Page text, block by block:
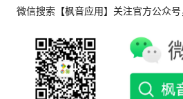
工具_v1.4
2024年8月19日
微信搜索【枫音应用】关注官方公众